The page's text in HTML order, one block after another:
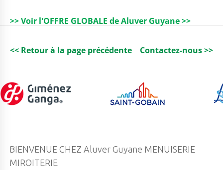
>> Voir l'OFFRE GLOBALE de Aluver Guyane >>
<< Retour à la page précédente Contactez-nous >>
BIENVENUE CHEZ Aluver Guyane MENUISERIE
MIROITERIE